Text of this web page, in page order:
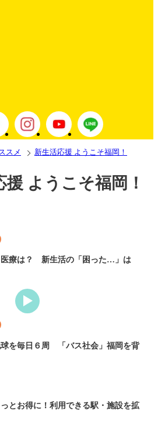
スメ 新生活応援 ようこそ福岡！
援 ようこそ福岡！
医療は？ 新生活の「困った…」は
を毎日６周 「バス社会」福岡を背
とお得に！利用できる駅・施設を拡